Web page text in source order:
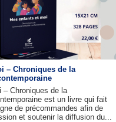
– Chroniques de la
– Chroniques de la
est un livre qui fait
de précommandes afin de
et soutenir la diffusion du...